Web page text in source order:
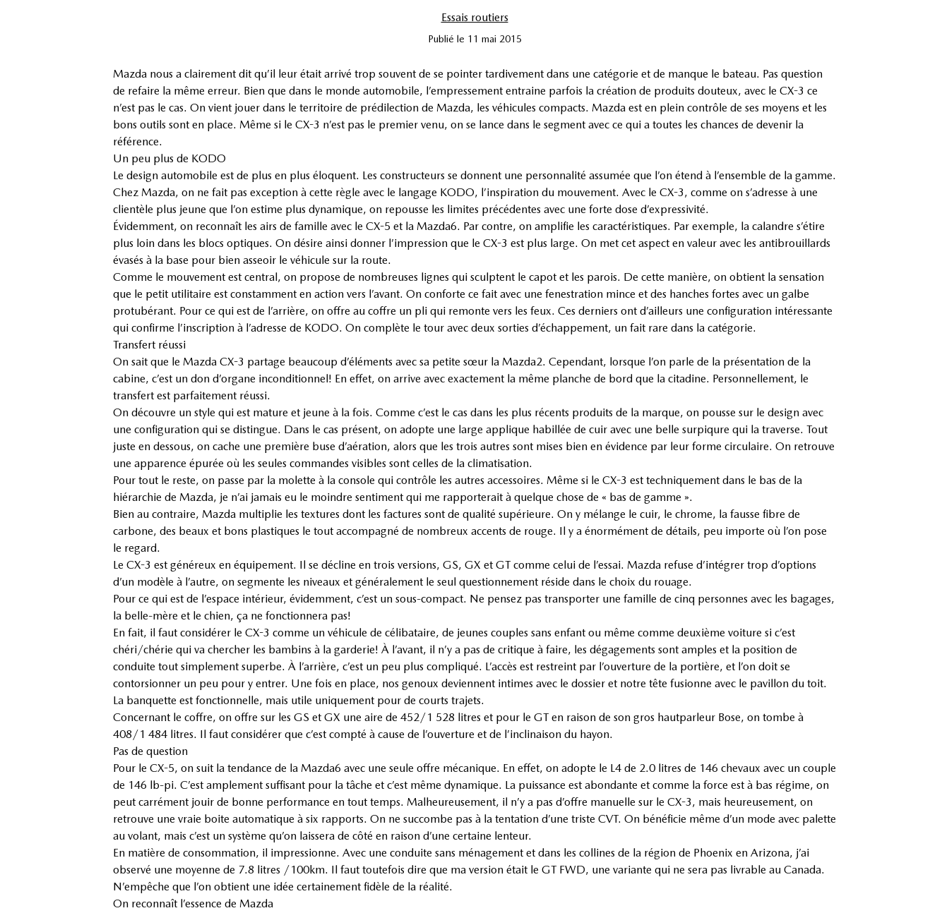
Essais routiers
Publié le 11 mai 2015
Mazda nous a clairement dit qu’il leur était arrivé trop souvent de se pointer tardivement dans une catégorie et de manque le bateau. Pas question
de refaire la même erreur. Bien que dans le monde automobile, l’empressement entraine parfois la création de produits douteux, avec le CX-3 ce
n’est pas le cas. On vient jouer dans le territoire de prédilection de Mazda, les véhicules compacts. Mazda est en plein contrôle de ses moyens et les
bons outils sont en place. Même si le CX-3 n’est pas le premier venu, on se lance dans le segment avec ce qui a toutes les chances de devenir la
référence.
Un peu plus de KODO
Le design automobile est de plus en plus éloquent. Les constructeurs se donnent une personnalité assumée que l’on étend à l’ensemble de la gamme.
Chez Mazda, on ne fait pas exception à cette règle avec le langage KODO, l’inspiration du mouvement. Avec le CX-3, comme on s’adresse à une
clientèle plus jeune que l’on estime plus dynamique, on repousse les limites précédentes avec une forte dose d’expressivité.
Évidemment, on reconnaît les airs de famille avec le CX-5 et la Mazda6. Par contre, on amplifie les caractéristiques. Par exemple, la calandre s’étire
plus loin dans les blocs optiques. On désire ainsi donner l’impression que le CX-3 est plus large. On met cet aspect en valeur avec les antibrouillards
évasés à la base pour bien asseoir le véhicule sur la route.
Comme le mouvement est central, on propose de nombreuses lignes qui sculptent le capot et les parois. De cette manière, on obtient la sensation
que le petit utilitaire est constamment en action vers l’avant. On conforte ce fait avec une fenestration mince et des hanches fortes avec un galbe
protubérant. Pour ce qui est de l’arrière, on offre au coffre un pli qui remonte vers les feux. Ces derniers ont d’ailleurs une configuration intéressante
qui confirme l’inscription à l’adresse de KODO. On complète le tour avec deux sorties d’échappement, un fait rare dans la catégorie.
Transfert réussi
On sait que le Mazda CX-3 partage beaucoup d’éléments avec sa petite sœur la Mazda2. Cependant, lorsque l’on parle de la présentation de la
cabine, c’est un don d’organe inconditionnel! En effet, on arrive avec exactement la même planche de bord que la citadine. Personnellement, le
transfert est parfaitement réussi.
On découvre un style qui est mature et jeune à la fois. Comme c’est le cas dans les plus récents produits de la marque, on pousse sur le design avec
une configuration qui se distingue. Dans le cas présent, on adopte une large applique habillée de cuir avec une belle surpiqure qui la traverse. Tout
juste en dessous, on cache une première buse d’aération, alors que les trois autres sont mises bien en évidence par leur forme circulaire. On retrouve
une apparence épurée où les seules commandes visibles sont celles de la climatisation.
Pour tout le reste, on passe par la molette à la console qui contrôle les autres accessoires. Même si le CX-3 est techniquement dans le bas de la
hiérarchie de Mazda, je n’ai jamais eu le moindre sentiment qui me rapporterait à quelque chose de « bas de gamme ».
Bien au contraire, Mazda multiplie les textures dont les factures sont de qualité supérieure. On y mélange le cuir, le chrome, la fausse fibre de
carbone, des beaux et bons plastiques le tout accompagné de nombreux accents de rouge. Il y a énormément de détails, peu importe où l’on pose
le regard.
Le CX-3 est généreux en équipement. Il se décline en trois versions, GS, GX et GT comme celui de l’essai. Mazda refuse d’intégrer trop d’options
d’un modèle à l’autre, on segmente les niveaux et généralement le seul questionnement réside dans le choix du rouage.
Pour ce qui est de l’espace intérieur, évidemment, c’est un sous-compact. Ne pensez pas transporter une famille de cinq personnes avec les bagages,
la belle-mère et le chien, ça ne fonctionnera pas!
En fait, il faut considérer le CX-3 comme un véhicule de célibataire, de jeunes couples sans enfant ou même comme deuxième voiture si c’est
chéri/chérie qui va chercher les bambins à la garderie! À l’avant, il n’y a pas de critique à faire, les dégagements sont amples et la position de
conduite tout simplement superbe. À l’arrière, c’est un peu plus compliqué. L’accès est restreint par l’ouverture de la portière, et l’on doit se
contorsionner un peu pour y entrer. Une fois en place, nos genoux deviennent intimes avec le dossier et notre tête fusionne avec le pavillon du toit.
La banquette est fonctionnelle, mais utile uniquement pour de courts trajets.
Concernant le coffre, on offre sur les GS et GX une aire de 452/1 528 litres et pour le GT en raison de son gros hautparleur Bose, on tombe à
408/1 484 litres. Il faut considérer que c’est compté à cause de l’ouverture et de l’inclinaison du hayon.
Pas de question
Pour le CX-5, on suit la tendance de la Mazda6 avec une seule offre mécanique. En effet, on adopte le L4 de 2.0 litres de 146 chevaux avec un couple
de 146 lb-pi. C’est amplement suffisant pour la tâche et c’est même dynamique. La puissance est abondante et comme la force est à bas régime, on
peut carrément jouir de bonne performance en tout temps. Malheureusement, il n’y a pas d’offre manuelle sur le CX-3, mais heureusement, on
retrouve une vraie boite automatique à six rapports. On ne succombe pas à la tentation d’une triste CVT. On bénéficie même d’un mode avec palette
au volant, mais c’est un système qu’on laissera de côté en raison d’une certaine lenteur.
En matière de consommation, il impressionne. Avec une conduite sans ménagement et dans les collines de la région de Phoenix en Arizona, j’ai
observé une moyenne de 7.8 litres /100km. Il faut toutefois dire que ma version était le GT FWD, une variante qui ne sera pas livrable au Canada.
N’empêche que l’on obtient une idée certainement fidèle de la réalité.
On reconnaît l’essence de Mazda